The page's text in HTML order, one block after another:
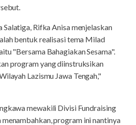
Rifka Anisa menjelaskan
bentuk realisasi tema Milad
"Bersama Bahagiakan Sesama".
program yang diinstruksikan
Lazismu Jawa Tengah,"
mewakili Divisi Fundraising
program ini nantinya